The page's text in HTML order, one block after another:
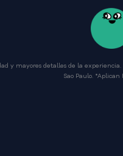
y mayores detalles de la
Sao Paulo. *Aplican